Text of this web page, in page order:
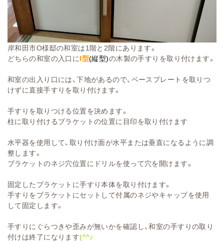
岸和田市O様邸の和室は1階と2階にあります。
どちらの和室の入口にI型(縦型)の木製の手すりを取り付けます。
和室の出入り口には、下地があるので、ベースプレートを取りつ
けずに直接手すりを取り付けます。
手すりを取りつける位置を決めます。
柱に取り付けるブラケットの位置に目印を取り付けます
水平器を使用して、取り付け面が水平または垂直になるように調
整します。
ブラケットのネジ穴位置にドリルを使って穴を開けます。
固定したブラケットに手すり本体を取り付けます。
手すりをブラケットにセットして付属のネジやキャップを使用
して固定します。
手すりにぐらつきや歪みが無いかを確認し、和室の手すりの取り
付けは終了になります(^^♪